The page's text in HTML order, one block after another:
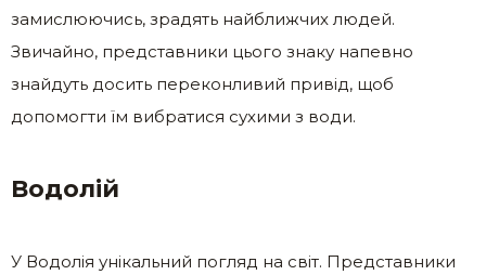
замислюючись, зрадять найближчих людей.
Звичайно, представники цього знаку напевно
знайдуть досить переконливий привід, щоб
допомогти їм вибратися сухими з води.
Водолій
У Водолія унікальний погляд на світ. Представники